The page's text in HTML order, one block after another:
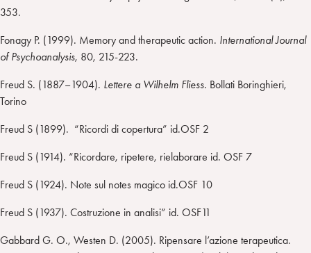
353.
Fonagy P. (1999). Memory and therapeutic action. International Journal
of Psychoanalysis, 80, 215-223.
Freud S. (1887–1904). Lettere a Wilhelm Fliess. Bollati Boringhieri,
Torino
Freud S (1899). “Ricordi di copertura” id.OSF 2
Freud S (1914). “Ricordare, ripetere, rielaborare id. OSF 7
Freud S (1924). Note sul notes magico id.OSF 10
Freud S (1937). Costruzione in analisi” id. OSF11
Gabbard G. O., Westen D. (2005). Ripensare l’azione terapeutica.